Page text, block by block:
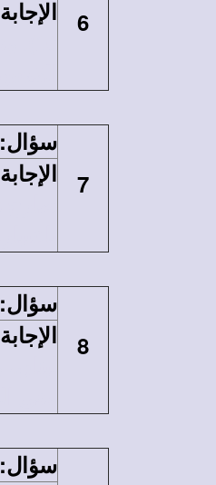
6
الإجابة
7
سؤال:
الإجابة
8
سؤال:
الإجابة
سؤال: